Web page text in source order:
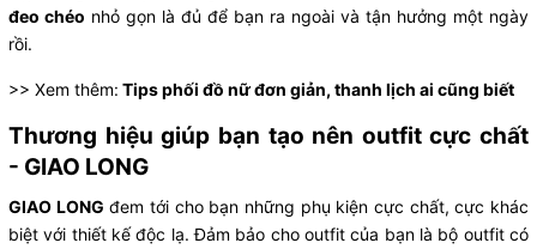
đeo chéo nhỏ gọn là đủ để bạn ra ngoài và tận hưởng một ngày
rồi.
>> Xem thêm: Tips phối đồ nữ đơn giản, thanh lịch ai cũng biết
Thương hiệu giúp bạn tạo nên outfit cực chất
- GIAO LONG
GIAO LONG đem tới cho bạn những phụ kiện cực chất, cực khác
biệt với thiết kế độc lạ. Đảm bảo cho outfit của bạn là bộ outfit có